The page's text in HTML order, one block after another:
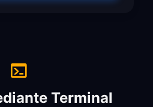
Terminal